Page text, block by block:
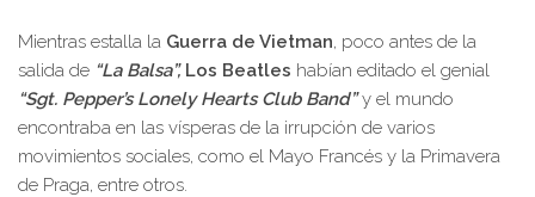
Mientras estalla la Guerra de Vietman, poco antes de la
salida de “La Balsa”, Los Beatles habían editado el genial
“Sgt. Pepper’s Lonely Hearts Club Band”y el mundo
encontraba en las vísperas de la irrupción de varios
movimientos sociales, como el Mayo Francés y la Primavera
de Praga, entre otros.